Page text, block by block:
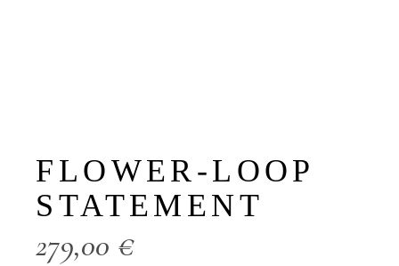
FLOWER-LOOP
STATEMENT
279,00 €